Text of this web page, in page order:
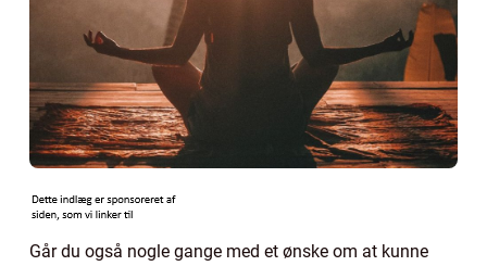
Går du også nogle gange med et ønske om at kunne